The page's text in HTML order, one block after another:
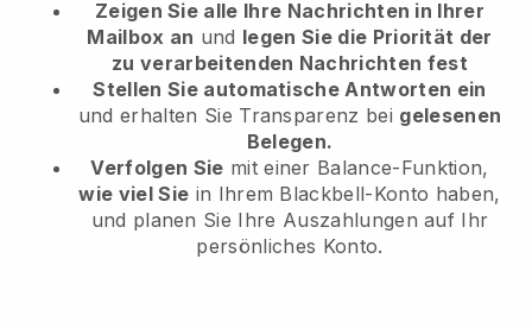
Zeigen Sie alle Ihre Nachrichten in Ihrer
Mailbox an und legen Sie die Priorität der
zu verarbeitenden Nachrichten fest
Stellen Sie automatische Antworten ein
und erhalten Sie Transparenz bei gelesenen
Belegen.
Verfolgen Sie mit einer Balance-Funktion,
wie viel Sie in Ihrem Blackbell-Konto haben,
und planen Sie Ihre Auszahlungen auf Ihr
persönliches Konto.